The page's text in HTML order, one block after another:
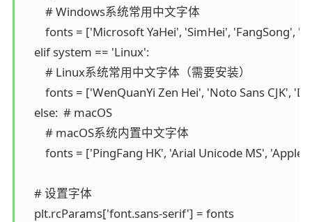
        # Windows系统常用中文字体
fonts = ['Microsoft YaHei', 'SimHei', 'FangSong',
    elif system == 'Linux':
        # Linux系统常用中文字体（需要安装）
fonts = ['WenQuanYi Zen Hei', 'Noto Sans CJK',
    else:  # macOS
        # macOS系统内置中文字体
fonts = ['PingFang HK', 'Arial Unicode MS',
    # 设置字体
    plt.rcParams['font.sans-serif'] = fonts